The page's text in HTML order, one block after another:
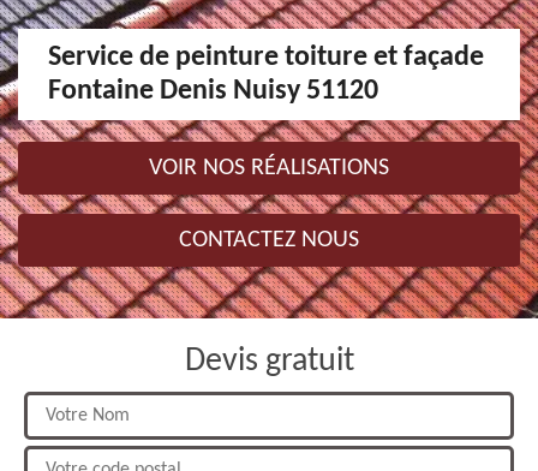
Service de peinture toiture et façade
Fontaine Denis Nuisy 51120
VOIR NOS RÉALISATIONS
CONTACTEZ NOUS
Devis gratuit